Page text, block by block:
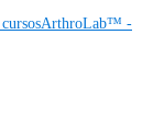
ArthroLab™ -